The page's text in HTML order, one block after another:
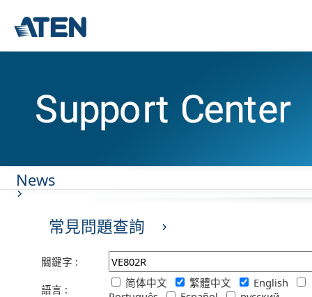
News
常見問題查詢
關鍵字 :
語言 :
简体中文 繁體中文 English